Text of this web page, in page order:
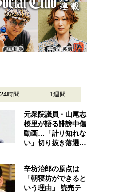
24時間 1週間
元衆院議員・山尾志
桜里が語る誹謗中傷
動画…「計り知れな
い」切り抜き落選…
辛坊治郎の原点は
「朝寝坊ができると
いう理由」 読売テ